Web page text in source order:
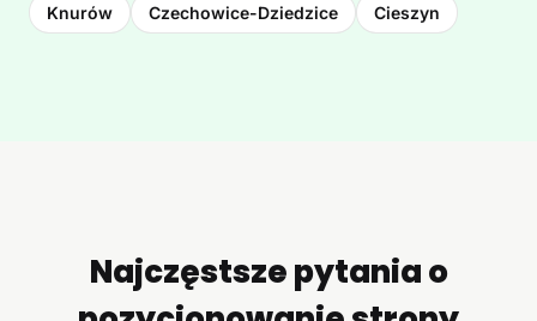
Knurów Czechowice-Dziedzice Cieszyn
Najczęstsze pytania o